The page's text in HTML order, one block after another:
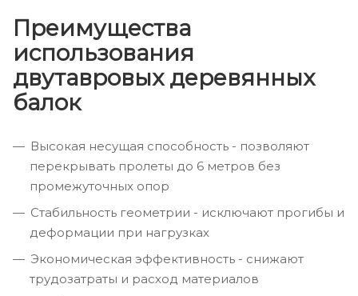
Преимущества
использования
двутавровых деревянных
балок
Высокая несущая способность - позволяют
перекрывать пролеты до 6 метров без
промежуточных опор
Стабильность геометрии - исключают прогибы и
деформации при нагрузках
Экономическая эффективность - снижают
трудозатраты и расход материалов